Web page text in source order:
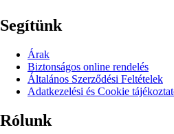
Segítünk
Árak
Biztonságos online rendelés
Általános Szerződési Feltételek
Adatkezelési és Cookie
Rólunk